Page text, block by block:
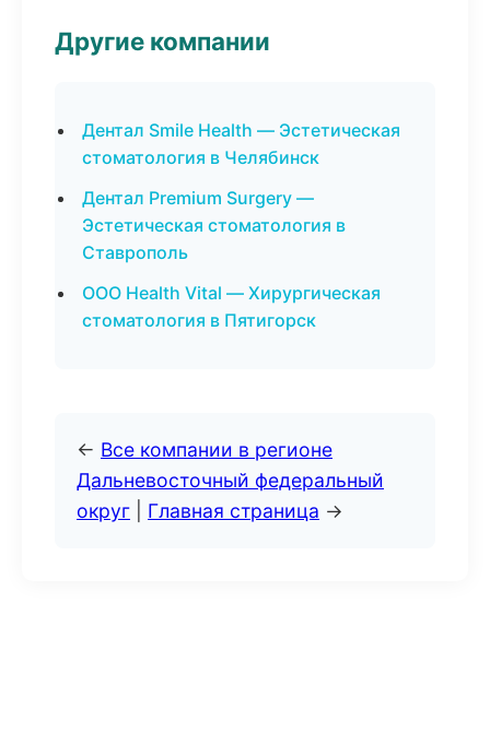
Другие компании
Дентал Smile Health — Эстетическая
стоматология в Челябинск
Дентал Premium Surgery —
Эстетическая стоматология в
Ставрополь
ООО Health Vital — Хирургическая
стоматология в Пятигорск
← Все компании в регионе
Дальневосточный федеральный
округ
Главная страница →